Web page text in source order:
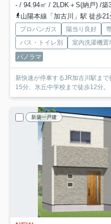
- / 94.94㎡ / 2LDK＋S(納戸) /築
山陽本線「加古川」駅 徒歩21
プロパンガス 陽当り良好
バス・トイレ別
室内洗濯機置
パノラマ
新快速が停車するJR加古川駅ま
15分、氷丘中学校まで徒歩12分。
新築一戸建